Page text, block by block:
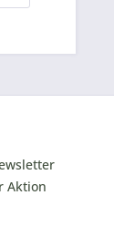
Aktion